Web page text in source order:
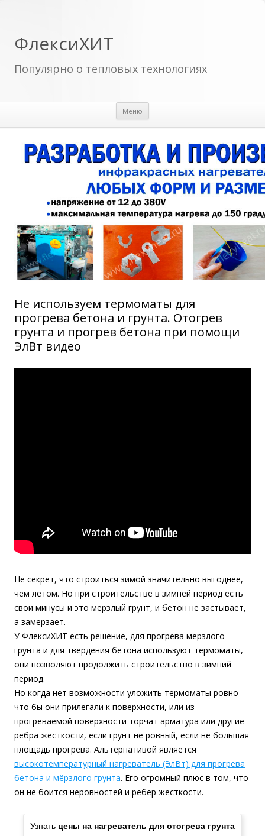
ФлексиХИТ
Популярно о тепловых технологиях
Меню
Не используем термоматы для
прогрева бетона и грунта. Отогрев
грунта и прогрев бетона при помощи
ЭлВт видео
Не секрет, что строиться зимой значительно выгоднее,
чем летом. Но при строительстве в зимней период есть
свои минусы и это мерзлый грунт, и бетон не застывает,
а замерзает.
У ФлексиХИТ есть решение, для прогрева мерзлого
грунта и для твердения бетона используют термоматы,
они позволяют продолжить строительство в зимний
период.
Но когда нет возможности уложить термоматы ровно
что бы они прилегали к поверхности, или из
прогреваемой поверхности торчат арматура или другие
ребра жесткости, если грунт не ровный, если не большая
площадь прогрева. Альтернативой является
высокотемпературный нагреватель (ЭлВт) для прогрева
бетона и мёрзлого грунта. Его огромный плюс в том, что
он не боится неровностей и ребер жесткости.
Узнать цены на нагреватель для отогрева грунта